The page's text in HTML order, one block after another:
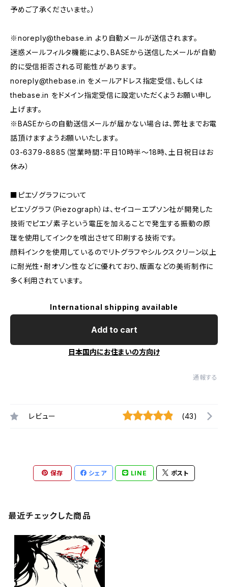
予めご了承くださいませ。）
※noreply@thebase.in より自動メールが送信されます。
迷惑メールフィルタ機能により、BASEから送信したメールが自動
的に受信拒否される可能性があります。
noreply@thebase.in をメールアドレス指定受信、もしくは
thebase.in をドメイン指定受信に設定いただくようお願い申し
上げます。
※BASEからの自動送信メールが届かない場合は、弊社までお電
話頂けますようお願いいたします。
03-6379-8885（営業時間：平日10時半〜18時、土日祝日はお
休み）
■ピエゾグラフについて
ピエゾグラフ（Piezograph）は、セイコーエプソン社が開発した
技術でピエゾ素子という電圧を加えることで発生する振動の原
理を使用してインクを噴出させて印刷する技術です。
顔料インクを使用しているのでリトグラフやシルクスクリーン以上
に耐光性・耐オゾン性などに優れており、版画などの美術制作に
多く利用されています。
International shipping available
Add to cart
日本国内にお住まいの方向け
通報する
レビュー (43)
保存 シェア LINE ポスト
最近チェックした商品